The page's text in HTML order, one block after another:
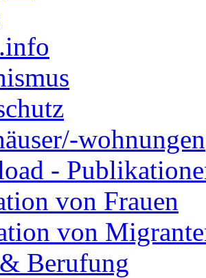
wohnungen
-
von Frauen
von
Berufung